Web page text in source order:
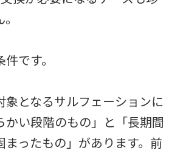
です。
象となるサルフェーションに
かい段階のもの」と「長期間
まったもの」があります。前